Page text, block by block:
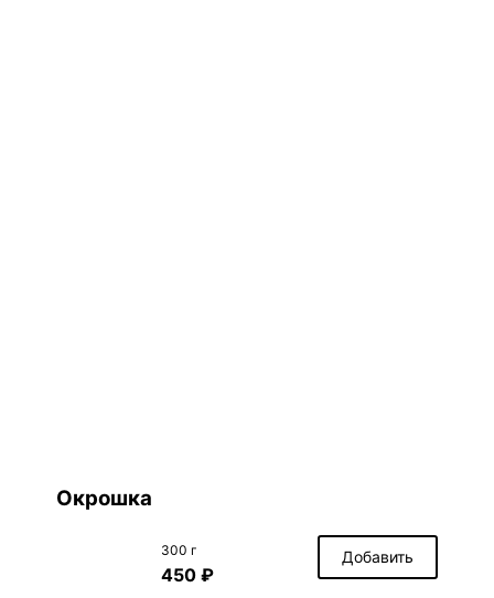
Окрошка
300 г
450 ₽
Добавить